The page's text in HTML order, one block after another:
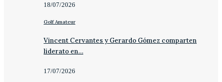
18/07/2026
Golf Amateur
Vincent Cervantes y Gerardo Gómez comparten
liderato en…
17/07/2026